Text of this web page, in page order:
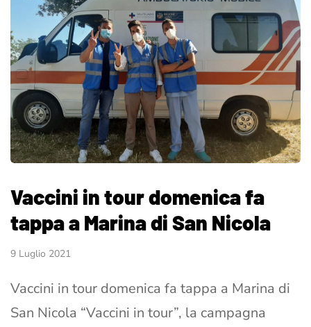
Vaccini in tour domenica fa
tappa a Marina di San Nicola
9 Luglio 2021
Vaccini in tour domenica fa tappa a Marina di
San Nicola “Vaccini in tour”, la campagna